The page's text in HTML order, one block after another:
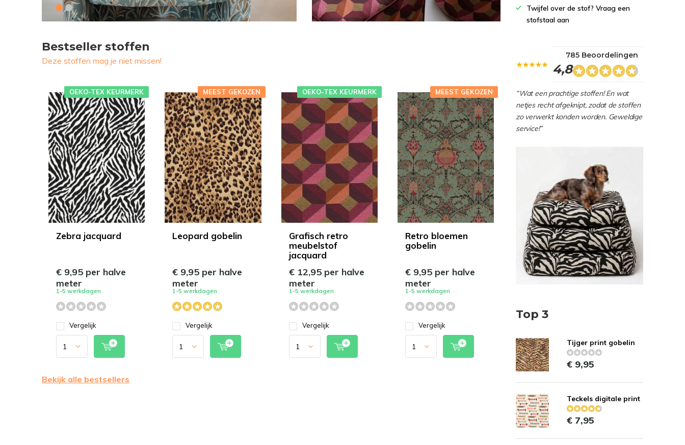
Bestseller stoffen
Deze stoffen mag je niet missen!
Zebra jacquard
OEKO-TEX KEURMERK
€ 9,95 per halve
meter
1-5 werkdagen
Vergelijk
Leopard gobelin
MEEST GEKOZEN
€ 9,95 per halve
meter
1-5 werkdagen
Vergelijk
Grafisch retro
meubelstof
jacquard
OEKO-TEX KEURMERK
€ 12,95 per halve
meter
1-5 werkdagen
Vergelijk
Retro bloemen
gobelin
MEEST GEKOZEN
€ 9,95 per halve
meter
1-5 werkdagen
Vergelijk
Bekijk alle bestsellers
Twijfel over de stof? Vraag een
stofstaal aan
4,8
785 Beoordelingen
“Wat een prachtige stoffen! En wat
netjes recht afgeknipt, zodat de stoffen
zo verwerkt konden worden. Geweldige
service!”
Top 3
Tijger print gobelin
€ 9,95
Teckels digitale print
€ 7,95